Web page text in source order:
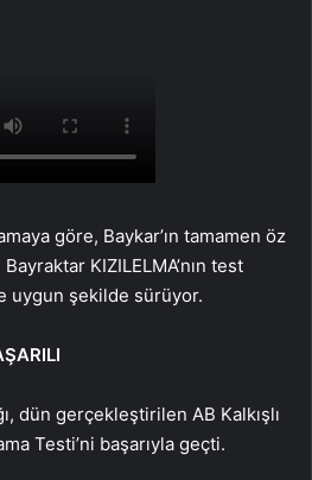
göre, Baykar’ın tamamen öz
KIZILELMA’nın test
uygun şekilde sürüyor.
dün gerçekleştirilen AB Kalkışlı
Testi’ni başarıyla geçti.